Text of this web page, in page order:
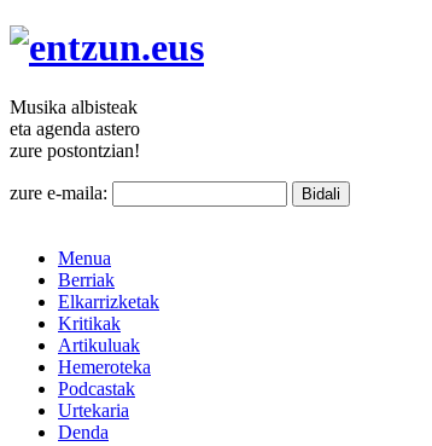
Musika albisteak
eta agenda astero
zure postontzian!
zure e-maila:
Menua
Berriak
Elkarrizketak
Kritikak
Artikuluak
Hemeroteka
Podcastak
Urtekaria
Denda